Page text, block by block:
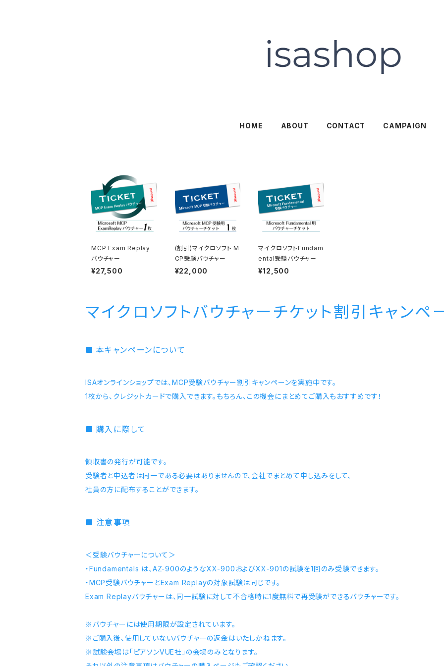
HOME ABOUT CONTACT CAMPAIGN
MCP Exam Replay
バウチャー
¥27,500
(割引)マイクロソフト M
CP受験バウチャー
¥22,000
マイクロソフトFundam
ental受験バウチャー
¥12,500
マイクロソフトバウチャーチケット割引キャンペ
本キャンペーンについて
ISAオンラインショップでは、MCP受験バウチャー割引キャンペーンを実施中です。
1枚から、クレジットカードで購入できます。もちろん、この機会にまとめてご購入もおすすめです！
購入に際して
領収書の発行が可能です。
受験者と申込者は同一である必要はありませんので、会社でまとめて申し込みをして、
社員の方に配布することができます。
注意事項
＜受験バウチャーについて＞
・Fundamentals は、AZ-900のようなXX-900およびXX-901の試験を1回のみ受験できます。
・MCP受験バウチャーとExam Replayの対象試験は同じです。
Exam Replayバウチャーは、同一試験に対して不合格時に1度無料で再受験ができるバウチャーです。
※バウチャーには使用期限が設定されています。
※ご購入後、使用していないバウチャーの返金はいたしかねます。
※試験会場は「ピアソンVUE社」の会場のみとなります。